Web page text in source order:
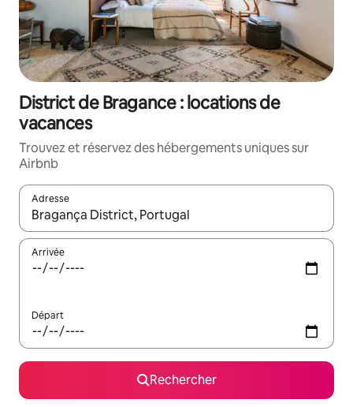
District de Bragance : locations de
vacances
Trouvez et réservez des hébergements uniques sur
Airbnb
Adresse
Lorsque les résultats s'affichent, utilisez les flèches vers le
Arrivée
Départ
Rechercher